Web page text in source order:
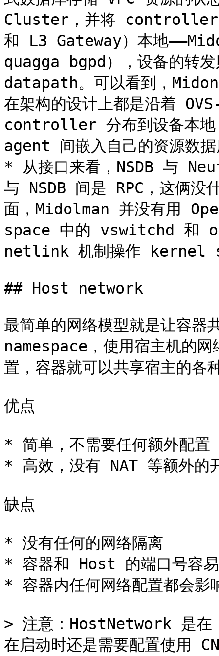
Cluster，并将 controller
和 L3 Gateway）本地
quagga bgpd），设备的
datapath。可以看到，
在架构的设计上都是沿着
controller 分布到设备本
agent 间嵌入自己的资源
* 从接口来看，NSDB 与
与 NSDB 间是 RPC，这俩
面，Midolman 并没有用
space 中的 vswitchd 和
netlink 机制操作 kernel
## Host network
最简单的网络模型就是让容
namespace，使用宿主机的
置，容器就可以共享宿主的各
优点
* 简单，不需要任何额外配置
* 高效，没有 NAT 等额外的
缺点
* 没有任何的网络隔离
* 容器和 Host 的端口号容
* 容器内任何网络配置都会影
> 注意：HostNetwork 是
在启动时还是需要配置使用